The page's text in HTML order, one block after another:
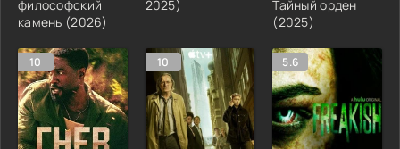
философский
камень (2026)
2025)
Тайный орден
(2025)
10 10 5.6